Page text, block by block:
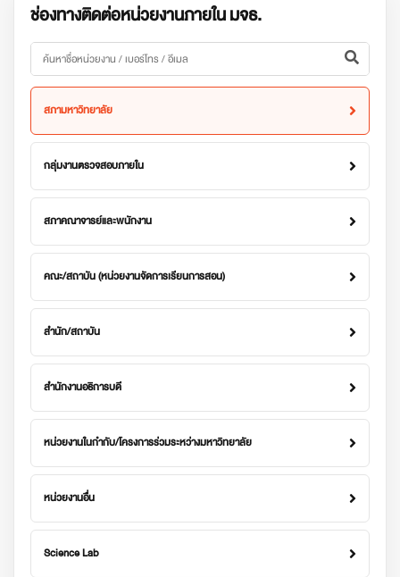
ช่องทางติดต่อหน่วยงานภายใน มจธ.
สภามหาวิทยาลัย
กลุ่มงานตรวจสอบภายใน
สภาคณาจารย์และพนักงาน
คณะ/สถาบัน (หน่วยงานจัดการเรียนการสอน)
สำนัก/สถาบัน
สำนักงานอธิการบดี
หน่วยงานในกำกับ/โครงการร่วมระหว่างมหาวิทยาลัย
หน่วยงานอื่น
Science Lab